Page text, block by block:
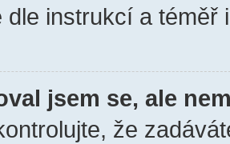
dle instrukcí a téměř
jsem se, ale
že